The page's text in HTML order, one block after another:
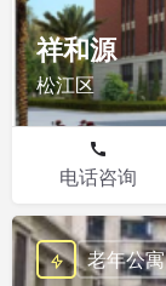
祥和源
松江区
电话咨询
老年公寓